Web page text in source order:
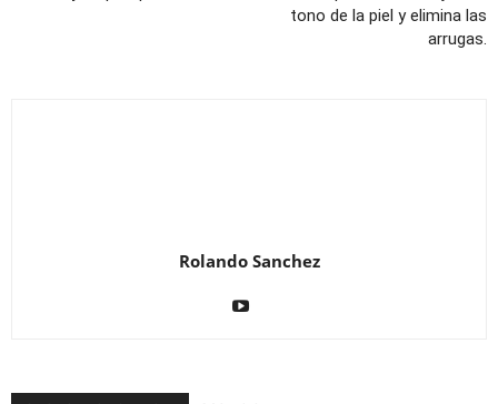
tono de la piel y elimina las
arrugas.
Rolando Sanchez